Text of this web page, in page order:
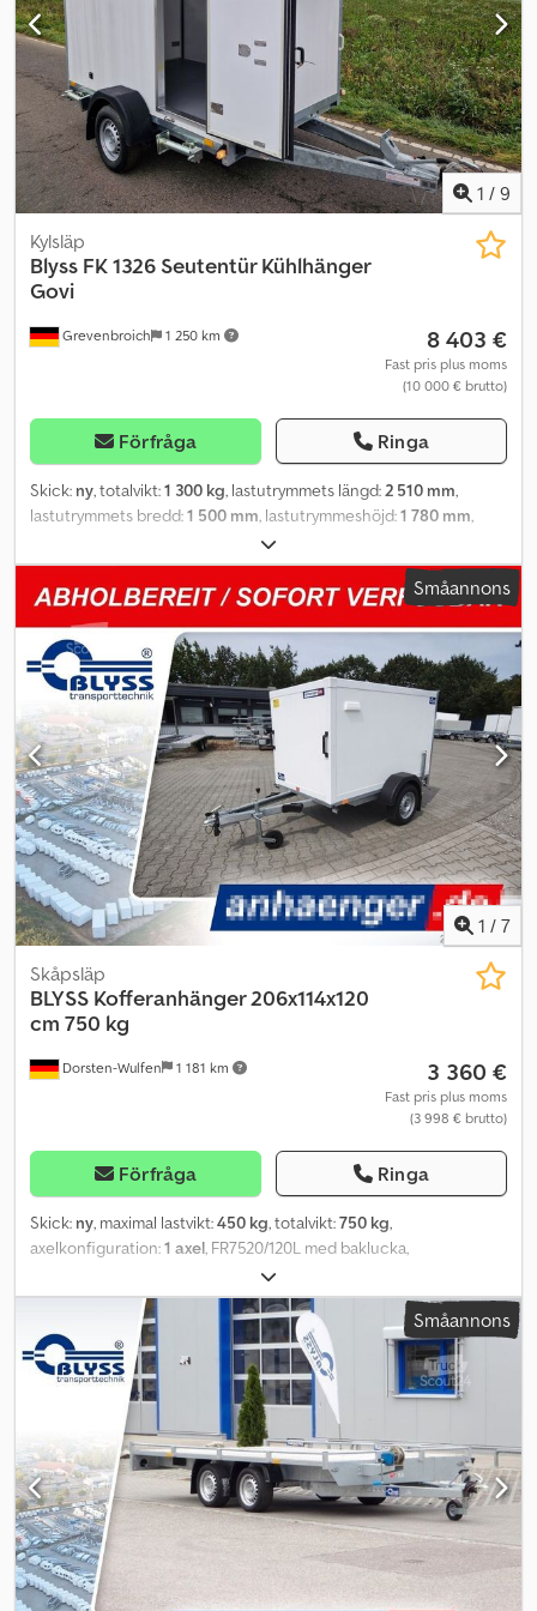
BLPFK2736HTSTCOOLBOXX
1 / 9
Grevenbroich 1 250 km
Kylsläp
Blyss FK 1326 Seutentür Kühlhänger
Govi
8 403 €
Fast pris plus moms
(10 000 € brutto)
Förfråga Ringa
Skick: ny, totalvikt:1 300 kg, lastutrymmets längd:2 510 mm,
lastutrymmets bredd:1 500 mm, lastutrymmeshöjd:1 780 mm,
, ANHÄNGERWIRTZ, din online
upphämtningsmarknad för nya släp, erbjuder inte bara starka
varumärken. Över 850 nya släp i lager Över 100 begagnade släp
ständigt tillgängliga Över 150 biltransportvagnar – vanliga
modeller med omfattande tillbehör på lager Exempel utan
förpliktelse: Kylsläp lämplig för öppna livsmedel! Chjdpfxjzp Ed Do
Aahea Kylskåp FK1326/180H Serie 60 med kylaggregat 230 V Arktik
1600N plus, 251x150x178cm, 1300 kg enkelaxlad låg lastvagn, V-ram,
sandwich-polyesterkaross utan köldbryggor, isolerad,
plywoodgolv belagt, livsmedelsklassad och isolerad, bakdörrar
med rostfria spanjolettlås, sidodörr, 4 nedfällbara vevstöd och
stödhjul... Försäljning/beställning via telefon Öppettider: Mån–Fre
08:00–12:30 och 14:00–18:00 eller dygnet runt genom vår webbutik
på trailershop Bilder och beskrivning av denna annons är
skyddade av upphovsrätt – logotyper är varumärkesrättsligt
skyddade 07/26 BLPFK1326HCOOLBOXXST
Småannons
1 / 7
Dorsten-Wulfen 1 181 km
Skåpsläp
BLYSS Kofferanhänger 206x114x120
cm 750 kg
3 360 €
Fast pris plus moms
(3 998 € brutto)
Förfråga Ringa
Skick: ny, maximal lastvikt:450 kg, totalvikt:750 kg,
axelkonfiguration:1 axel, FR7520/120L med baklucka,
skåpsläpvagn Tekniska data * Släpvagnstyp FR7520/120 HK *
Totalvikt 750 kg * Lastkapacitet 450 kg * Invändiga mått L: 206 cm,
B: 114 cm, H: 120 cm * Utvändiga mått L: 326 cm, B: 170 cm, H: 180
cm * Lastgolvshöjd 53 cm * Golv: Multiplex trägolv *
Förankringspunkter: 4 försänkta förankringsöglor i golvet * Ram:
Stålram, svetsad, helhetsbehandlad med smältförzinkning * El: 13-
polig, 12 V * Däck: 165/70R13 * Axel: Tillverkare AL-KO eller KNOTT *
Antal axlar: 1 * Obromsad axel * Stödhjul: Standard * Baklucka: Kan
köras över, med vridstångslås, låsbar Chjdpszrrhnefx Aahja *
Väggar: Sandwichkonstruktion * Förankringslist: 1 per sida *
Sidoväggsventilation: 1 per sida * Bakre stödben: 2 * Kil: 2 +
fordonshandling / COC-certifikat 49,99 € Alla priser inklusive
moms. Bilderna behöver inte motsvara standardutrustningen,
tekniska ändringar (t.ex. däcksstorlekar) förbehålls. Besök oss
Småannons